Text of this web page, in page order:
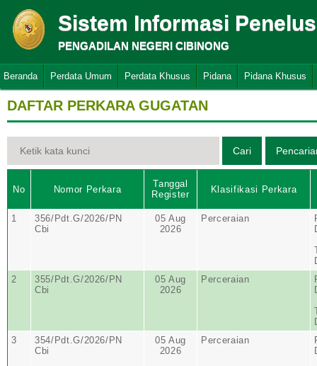
Sistem Informasi
PENGADILAN NEGERI CIBINONG
Beranda Perdata Umum Perdata Khusus Pidana Pidana Khusus
DAFTAR PERKARA GUGATAN
No Nomor Perkara
Tanggal
Register
Klasifikasi Perkara
1
356/Pdt.G/2026/PN
Cbi
05 Aug
2026
Perceraian
2
355/Pdt.G/2026/PN
Cbi
05 Aug
2026
Perceraian
3
354/Pdt.G/2026/PN
Cbi
05 Aug
2026
Perceraian